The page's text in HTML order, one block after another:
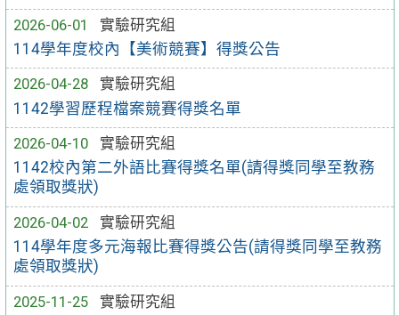
2026-06-01
實驗研究組
114學年度校內【美術競賽】得獎公告
2026-04-28
實驗研究組
1142學習歷程檔案競賽得獎名單
2026-04-10
實驗研究組
1142校內第二外語比賽得獎名單(請得獎同學至教務
處領取獎狀)
2026-04-02
實驗研究組
114學年度多元海報比賽得獎公告(請得獎同學至教務
處領取獎狀)
2025-11-25
實驗研究組